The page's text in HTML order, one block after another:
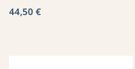
44,50 €